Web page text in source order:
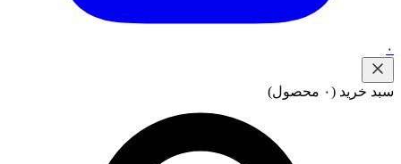
۰
سبد خرید (۰ محصول)